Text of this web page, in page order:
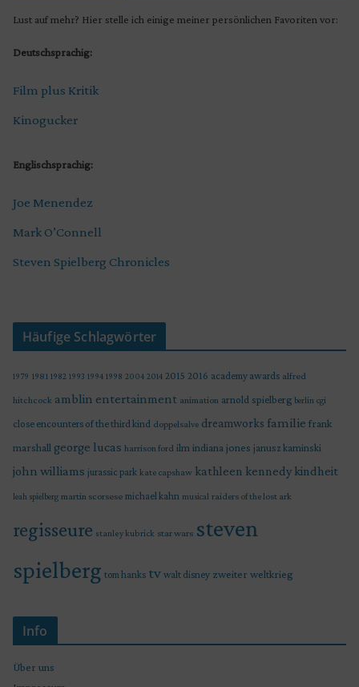
Lust auf mehr? Hier stelle ich einige meiner persönlichen Favoriten vor:
Deutschsprachig:
Film plus Kritik
Kinogucker
Englischsprachig:
Joe Menendez
Mark O’Connell
Steven Spielberg Chronicles
Häufige Schlagwörter
1979 1981 1982 1993 1994 1998 2004 2014 2015 2016 academy awards alfred
hitchcock amblin entertainment animation arnold spielberg berlin cgi
close encounters of the third kind doppelsalve dreamworks familie frank
marshall george lucas harrison ford ilm indiana jones janusz kaminski
john williams jurassic park kate capshaw kathleen kennedy kindheit
leah spielberg martin scorsese michael kahn musical raiders of the lost ark
regisseure stanley kubrick star wars steven
spielberg tom hanks tv walt disney zweiter weltkrieg
Info
Über uns